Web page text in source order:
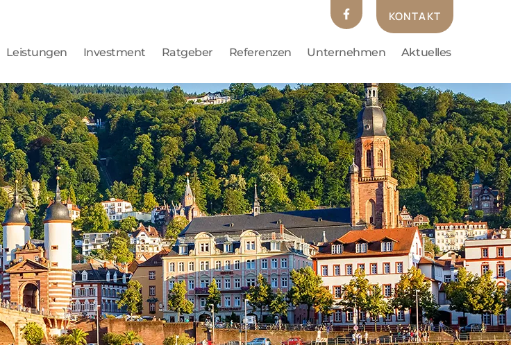
KONTAKT
Leistungen Investment Ratgeber Referenzen Unternehmen Aktuelles